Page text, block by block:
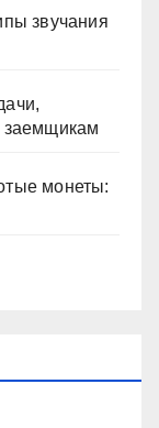
звучания
заемщикам
монеты: